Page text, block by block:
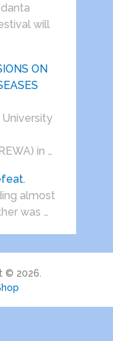
will
ON
University
in …
almost
was …
© 2026.